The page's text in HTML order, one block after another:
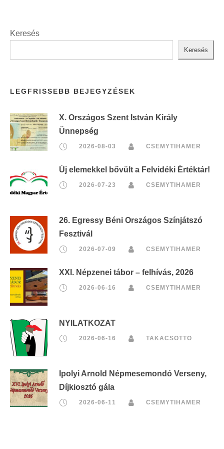
Keresés
Keresés
LEGFRISSEBB BEJEGYZÉSEK
X. Országos Szent István Király
Ünnepség
2026-08-03 CSEMYTIHAMER
Új elemekkel bővült a Felvidéki Értéktár!
2026-07-23 CSEMYTIHAMER
26. Egressy Béni Országos Színjátszó
Fesztivál
2026-07-09 CSEMYTIHAMER
XXI. Népzenei tábor – felhívás, 2026
2026-06-16 CSEMYTIHAMER
NYILATKOZAT
2026-06-16 TAKACSOTTO
Ipolyi Arnold Népmesemondó Verseny,
Díjkiosztó gála
2026-06-11 CSEMYTIHAMER